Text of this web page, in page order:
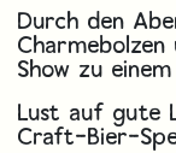
Durch den
Show zu
Lust auf gute
Craft-Bier-